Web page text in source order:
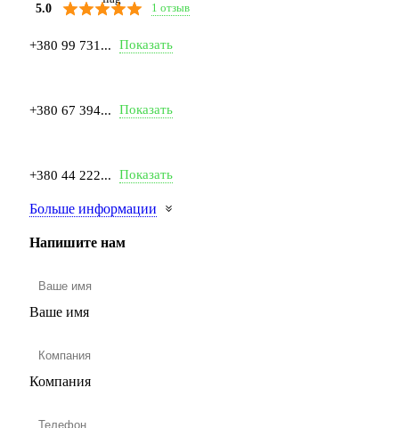
5.0 1 отзыв
+380 99 731... Показать
+380 67 394... Показать
+380 44 222... Показать
Больше информации
Напишите нам
Ваше имя
Компания